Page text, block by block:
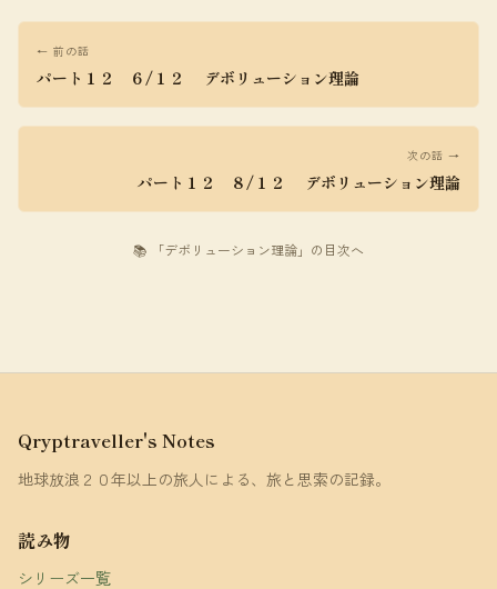
← 前の話
パート１２ ６/１２ デボリューション理論
次の話 →
パート１２ ８/１２ デボリューション理論
📚 「デボリューション理論」の目次へ
Qryptraveller's Notes
地球放浪２０年以上の旅人による、旅と思索の記録。
読み物
シリーズ一覧